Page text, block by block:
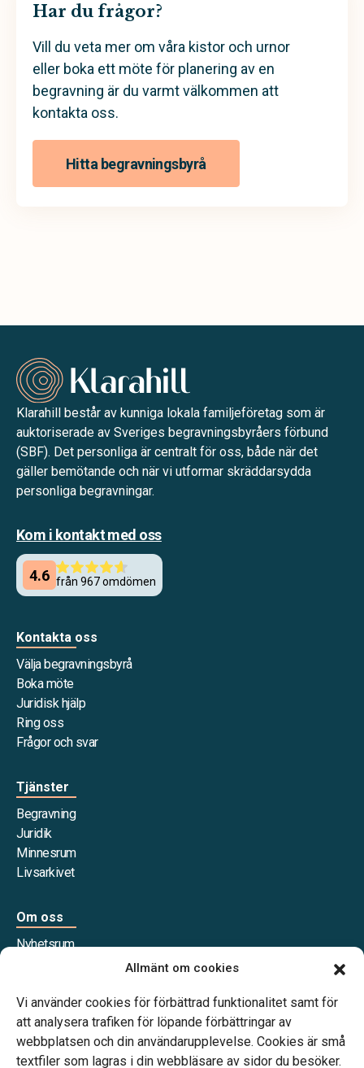
Allmänt om cookies
Vi använder cookies för förbättrad funktionalitet samt för
att analysera trafiken för löpande förbättringar av
webbplatsen och din användarupplevelse. Cookies är små
textfiler som lagras i din webbläsare av sidor du besöker.
Har du frågor?
Vill du veta mer om våra kistor och urnor
eller boka ett möte för planering av en
begravning är du varmt välkommen att
kontakta oss.
Hitta begravningsbyrå
Klarahill består av kunniga lokala familjeföretag som är
auktoriserade av Sveriges begravningsbyråers förbund
(SBF). Det personliga är centralt för oss, både när det
gäller bemötande och när vi utformar skräddarsydda
personliga begravningar.
Kom i kontakt med oss
Kontakta oss
Välja begravningsbyrå
Boka möte
Juridisk hjälp
Ring oss
Frågor och svar
Tjänster
Begravning
Juridik
Minnesrum
Livsarkivet
Om oss
Nyhetsrum
Våra samarbetspartners